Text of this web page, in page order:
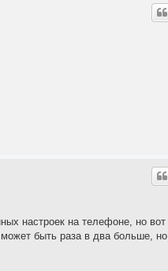
настроек на телефоне, но вот
быть раза в два больше, но